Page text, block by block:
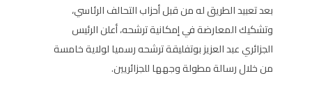
بعد تعبيد الطريق له من قبل أحزاب التحالف الرئاسي،
وتشكيك المعارضة في إمكانية ترشحه، أعلن الرئيس
الجزائري عبد العزيز بوتفليقة ترشحه رسميا لولاية خامسة
من خلال رسالة مطولة وجهها للجزائريين.